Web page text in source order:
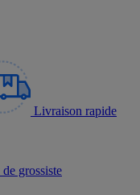
Livraison rapide
grossiste